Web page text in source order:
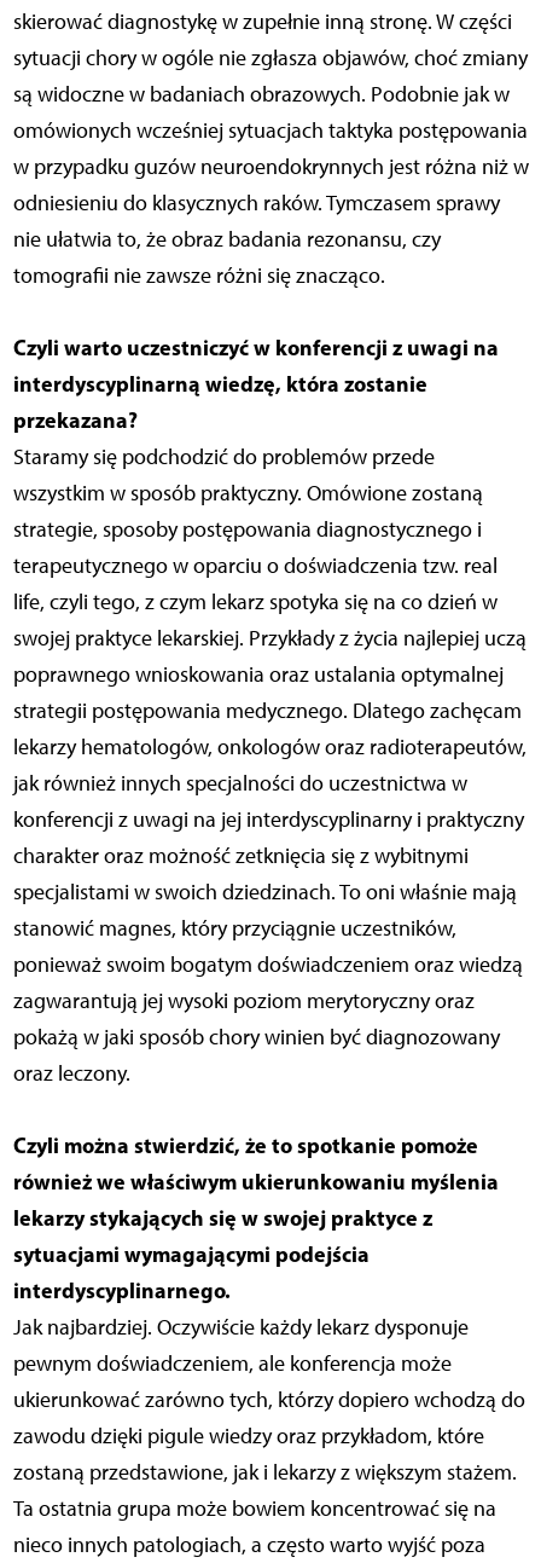
skierować diagnostykę w zupełnie inną stronę. W części
sytuacji chory w ogóle nie zgłasza objawów, choć zmiany
są widoczne w badaniach obrazowych. Podobnie jak w
omówionych wcześniej sytuacjach taktyka postępowania
w przypadku guzów neuroendokrynnych jest różna niż w
odniesieniu do klasycznych raków. Tymczasem sprawy
nie ułatwia to, że obraz badania rezonansu, czy
tomografii nie zawsze różni się znacząco.
Czyli warto uczestniczyć w konferencji z uwagi na
interdyscyplinarną wiedzę, która zostanie
przekazana?
Staramy się podchodzić do problemów przede
wszystkim w sposób praktyczny. Omówione zostaną
strategie, sposoby postępowania diagnostycznego i
terapeutycznego w oparciu o doświadczenia tzw. real
life, czyli tego, z czym lekarz spotyka się na co dzień w
swojej praktyce lekarskiej. Przykłady z życia najlepiej uczą
poprawnego wnioskowania oraz ustalania optymalnej
strategii postępowania medycznego. Dlatego zachęcam
lekarzy hematologów, onkologów oraz radioterapeutów,
jak również innych specjalności do uczestnictwa w
konferencji z uwagi na jej interdyscyplinarny i praktyczny
charakter oraz możność zetknięcia się z wybitnymi
specjalistami w swoich dziedzinach. To oni właśnie mają
stanowić magnes, który przyciągnie uczestników,
ponieważ swoim bogatym doświadczeniem oraz wiedzą
zagwarantują jej wysoki poziom merytoryczny oraz
pokażą w jaki sposób chory winien być diagnozowany
oraz leczony.
Czyli można stwierdzić, że to spotkanie pomoże
również we właściwym ukierunkowaniu myślenia
lekarzy stykających się w swojej praktyce z
sytuacjami wymagającymi podejścia
interdyscyplinarnego.
Jak najbardziej. Oczywiście każdy lekarz dysponuje
pewnym doświadczeniem, ale konferencja może
ukierunkować zarówno tych, którzy dopiero wchodzą do
zawodu dzięki pigule wiedzy oraz przykładom, które
zostaną przedstawione, jak i lekarzy z większym stażem.
Ta ostatnia grupa może bowiem koncentrować się na
nieco innych patologiach, a często warto wyjść poza